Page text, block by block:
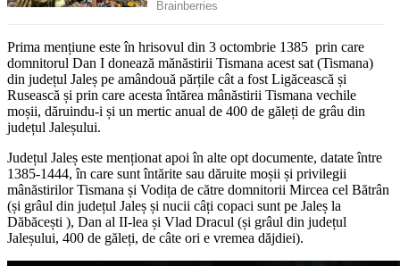
Prima mențiune este în hrisovul din 3 octombrie 1385 prin care
domnitorul Dan I donează mănăstirii Tismana acest sat (Tismana)
din județul Jaleș pe amândouă părțile cât a fost Ligăcească și
Rusească și prin care acesta întărea mânăstirii Tismana vechile
moșii, dăruindu-i și un mertic anual de 400 de găleți de grâu din
județul Jaleșului.
Județul Jaleș este menționat apoi în alte opt documente, datate între
1385-1444, în care sunt întărite sau dăruite moșii și privilegii
mânăstirilor Tismana și Vodița de către domnitorii Mircea cel Bătrân
(și grâul din județul Jaleș și nucii câți copaci sunt pe Jaleș la
Dăbăcești ), Dan al II-lea și Vlad Dracul (și grâul din județul
Jaleșului, 400 de găleți, de câte ori e vremea dăjdiei).